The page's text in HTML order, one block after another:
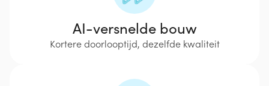
AI-versnelde bouw
Kortere doorlooptijd, dezelfde kwaliteit